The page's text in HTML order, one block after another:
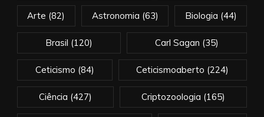
Arte (82) Astronomia (63) Biologia (44)
Brasil (120) Carl Sagan (35)
Ceticismo (84) Ceticismoaberto (224)
Ciência (427) Criptozoologia (165)